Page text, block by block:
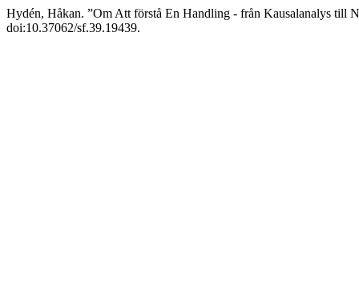
Hydén, Håkan. ”Om Att förstå En Handling - från Kausalanalys till
doi:10.37062/sf.39.19439.